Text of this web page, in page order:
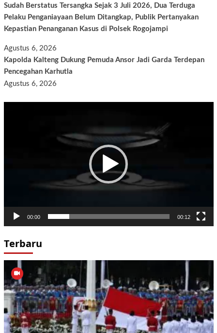
Sudah Berstatus Tersangka Sejak 3 Juli 2026, Dua Terduga
Pelaku Penganiayaan Belum Ditangkap, Publik Pertanyakan
Kepastian Penanganan Kasus di Polsek Rogojampi
Agustus 6, 2026
Kapolda Kalteng Dukung Pemuda Ansor Jadi Garda Terdepan
Pencegahan Karhutla
Agustus 6, 2026
00:00 00:12
Terbaru